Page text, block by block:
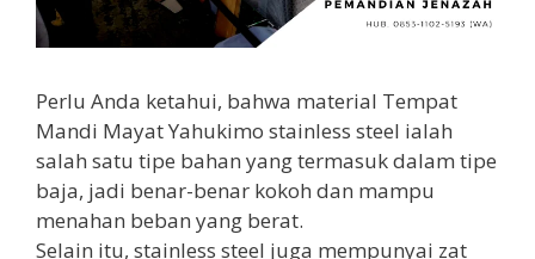
Perlu Anda ketahui, bahwa material Tempat
Mandi Mayat Yahukimo stainless steel ialah
salah satu tipe bahan yang termasuk dalam tipe
baja, jadi benar-benar kokoh dan mampu
menahan beban yang berat.
Selain itu, stainless steel juga mempunyai zat